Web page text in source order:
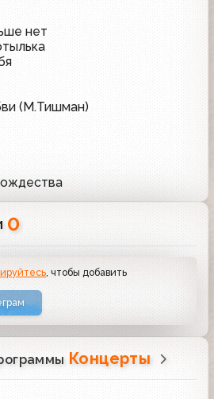
нет
(М.Тишман)
0
, чтобы добавить
Концерты